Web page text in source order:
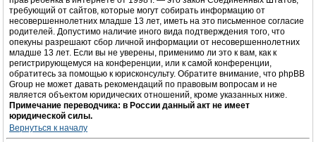
требующий от сайтов, которые могут собирать информацию от
несовершеннолетних младше 13 лет, иметь на это письменное согласие
родителей. Допустимо наличие иного вида подтверждения того, что
опекуны разрешают сбор личной информации от несовершеннолетних
младше 13 лет. Если вы не уверены, применимо ли это к вам, как к
регистрирующемуся на конференции, или к самой конференции,
обратитесь за помощью к юрисконсульту. Обратите внимание, что phpBB
Group не может давать рекомендаций по правовым вопросам и не
является объектом юридических отношений, кроме указанных ниже.
Примечание переводчика: в России данный акт не имеет
юридической силы.
Вернуться к началу